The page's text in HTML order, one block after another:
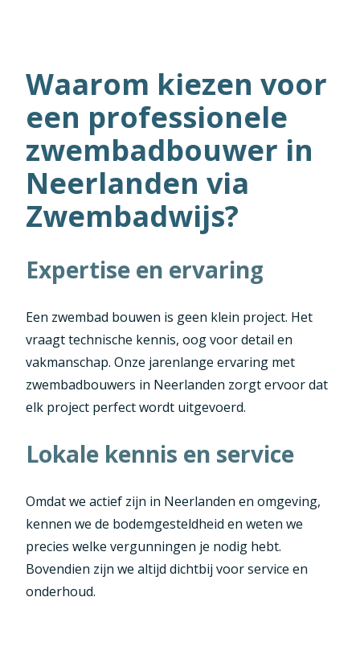
Waarom kiezen voor
een professionele
zwembadbouwer in
Neerlanden via
Zwembadwijs?
Expertise en ervaring
Een zwembad bouwen is geen klein project. Het
vraagt technische kennis, oog voor detail en
vakmanschap. Onze jarenlange ervaring met
zwembadbouwers in Neerlanden zorgt ervoor dat
elk project perfect wordt uitgevoerd.
Lokale kennis en service
Omdat we actief zijn in Neerlanden en omgeving,
kennen we de bodemgesteldheid en weten we
precies welke vergunningen je nodig hebt.
Bovendien zijn we altijd dichtbij voor service en
onderhoud.